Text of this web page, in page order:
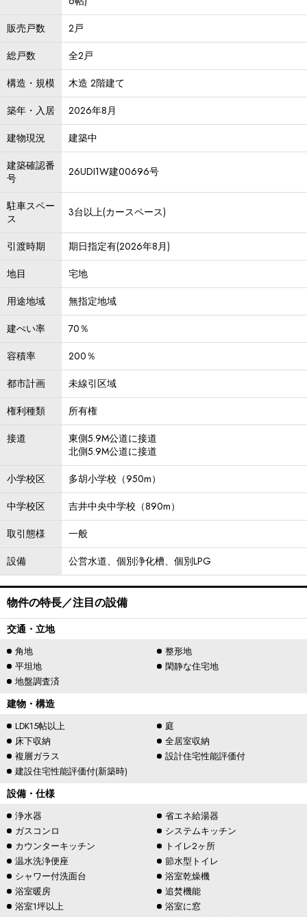
販売戸数
2戸
総戸数
全2戸
構造・規模
木造 2階建て
築年・入居
2026年8月
建物現況
建築中
建築確認番
号
26UDI1W建00696号
駐車スペー
ス
3台以上(カースペース)
引渡時期
期日指定有(2026年8月)
地目
宅地
用途地域
無指定地域
建ぺい率
70％
容積率
200％
都市計画
未線引区域
権利種類
所有権
接道
東側5.9M公道に接道
北側5.9M公道に接道
小学校区
多胡小学校（950m）
中学校区
吉井中央中学校（890m）
取引態様
一般
設備
公営水道、個別浄化槽、個別LPG
物件の特長／注目の設備
交通・立地
角地
整形地
平坦地
閑静な住宅地
地盤調査済
建物・構造
LDK15帖以上
庭
床下収納
全居室収納
複層ガラス
設計住宅性能評価付
建設住宅性能評価付(新築時)
設備・仕様
浄水器
省エネ給湯器
ガスコンロ
システムキッチン
カウンターキッチン
トイレ2ヶ所
温水洗浄便座
節水型トイレ
シャワー付洗面台
浴室乾燥機
浴室暖房
追焚機能
浴室1坪以上
浴室に窓